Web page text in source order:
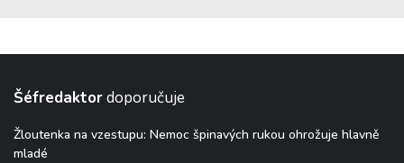
Šéfredaktordoporučuje
Žloutenka na vzestupu: Nemoc špinavých rukou ohrožuje hlavně
mladé